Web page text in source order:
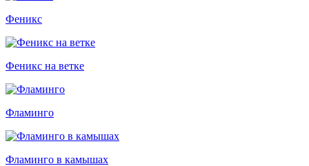
Феникс
Феникс на ветке
Фламинго
Фламинго в камышах